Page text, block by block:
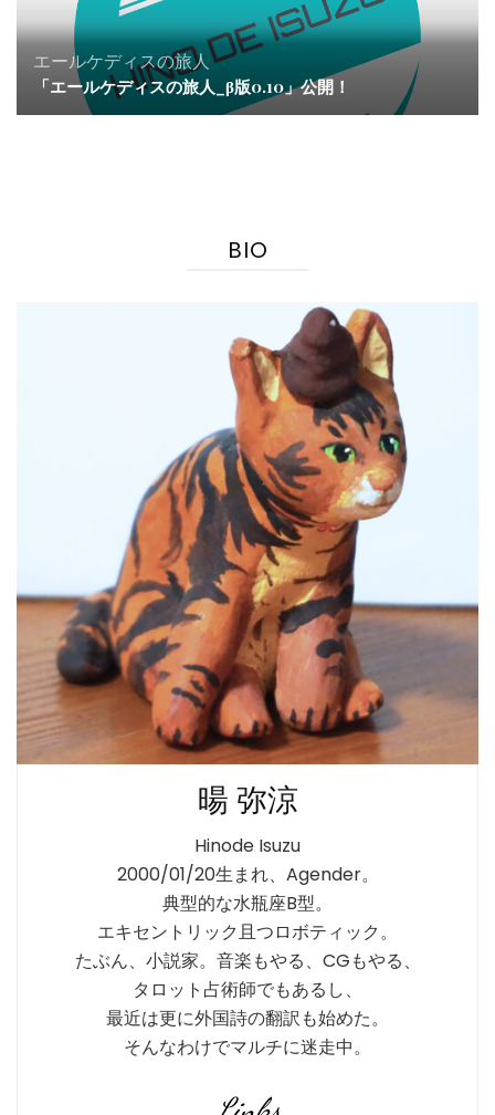
エールケディスの旅人
「エールケディスの旅人_β版0.10」公開！
BIO
暘 弥涼
Hinode Isuzu
2000/01/20生まれ、Agender。
典型的な水瓶座B型。
エキセントリック且つロボティック。
たぶん、小説家。音楽もやる、CGもやる、
タロット占術師でもあるし、
最近は更に外国詩の翻訳も始めた。
そんなわけでマルチに迷走中。